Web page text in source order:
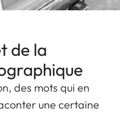
de la
des mots qui en
une certaine